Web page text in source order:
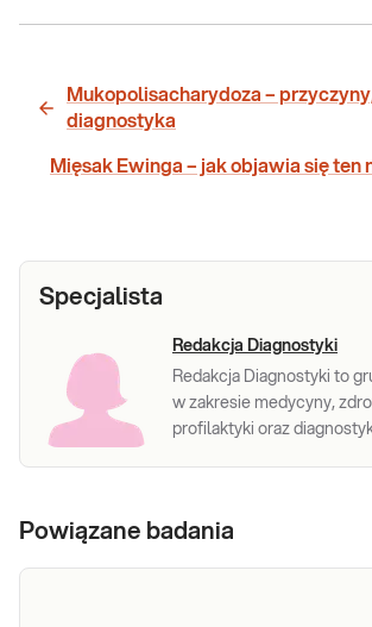
Mukopolisacharydoza –
diagnostyka
Mięsak Ewinga – jak objawia się ten
Specjalista
Redakcja Diagnostyki
Redakcja Diagnostyki to
w zakresie medycyny,
profilaktyki oraz
Powiązane badania